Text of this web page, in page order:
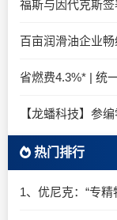
福斯与因代克斯
百亩润滑油企业
省燃费4.3%* | 统
热门排行
1、优尼克：“专